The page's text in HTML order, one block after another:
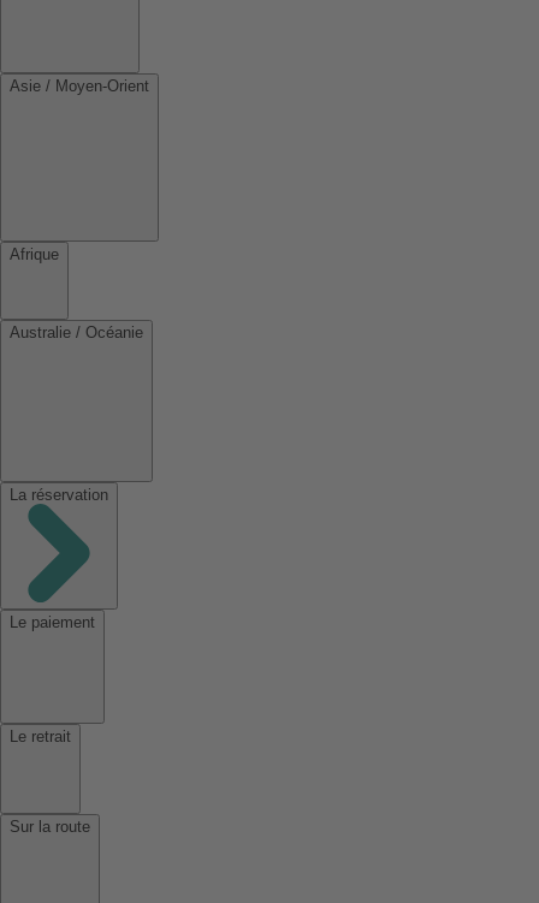
Asie / Moyen-Orient
Afrique
Australie / Océanie
La réservation
Le paiement
Le retrait
Sur la route